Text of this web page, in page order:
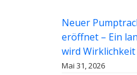
Neuer
eröffnet – Ein
wird Wirklichkeit
Mai 31, 2026